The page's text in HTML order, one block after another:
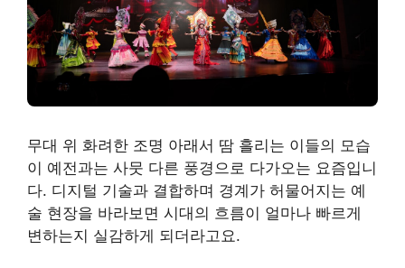
무대 위 화려한 조명 아래서 땀 흘리는 이들의 모습
이 예전과는 사뭇 다른 풍경으로 다가오는 요즘입니
다. 디지털 기술과 결합하며 경계가 허물어지는 예
술 현장을 바라보면 시대의 흐름이 얼마나 빠르게
변하는지 실감하게 되더라고요.